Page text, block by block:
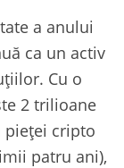
a anului
ca un activ
Cu o
2 trilioane
pieței cripto
patru ani),